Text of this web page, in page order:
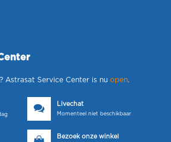
Astrasat Service Center is nu open.
Livechat
Momenteel niet beschikbaar
Bezoek onze winkel